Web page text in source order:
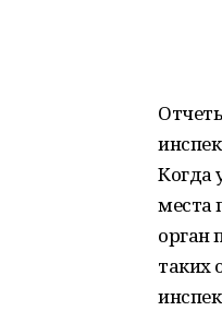
Когда
места
орган
таких